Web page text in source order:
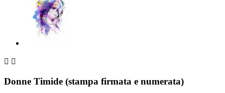
 
Donne Timide (stampa firmata e numerata)